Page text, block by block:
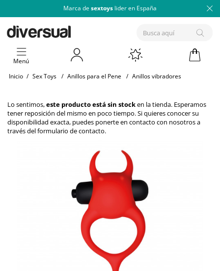
Marca de sextoys lider en España
Menú
Inicio / Sex Toys / Anillos para el Pene / Anillos vibradores
Lo sentimos,este producto está sin stocken la tienda. Esperamos
tener reposición del mismo en poco tiempo. Si quieres conocer su
disponibilidad exacta, puedes ponerte en contacto con nosotros a
través delformulario de contacto.